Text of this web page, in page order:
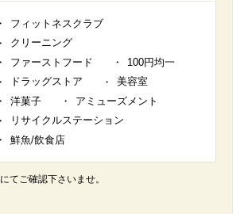
フィットネスクラブ
クリーニング
ファーストフード
100円均一
ドラッグストア
美容室
洋菓子
アミューズメント
リサイクルステーション
鮮魚/飲食店
てご確認下さいませ。